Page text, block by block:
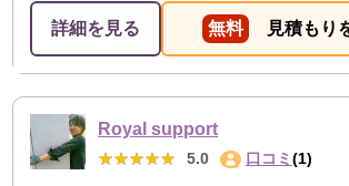
詳細を見る 無料 見積もり
Royal support
★★★★★
★★★★★ 5.0 口コミ (1)